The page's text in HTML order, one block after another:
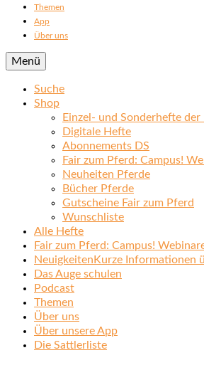
Themen
App
Über uns
Menü
Suche
Shop
Einzel- und Sonderhefte
Digitale Hefte
Abonnements DS
Fair zum Pferd: Campus!
Neuheiten Pferde
Bücher Pferde
Gutscheine Fair zum Pferd
Wunschliste
Alle Hefte
Fair zum Pferd: Campus!
Neuigkeiten Kurze Informationen
Das Auge schulen
Podcast
Themen
Über uns
Über unsere App
Die Sattlerliste